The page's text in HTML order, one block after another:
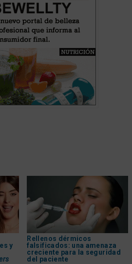
y
Rellenos dérmicos
falsificados: una amenaza
creciente para la seguridad
del paciente